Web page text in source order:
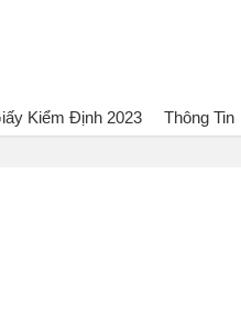
Kiểm Định 2023 Thông Tin
chữa cháy Dragon - Vietlink Vietnam